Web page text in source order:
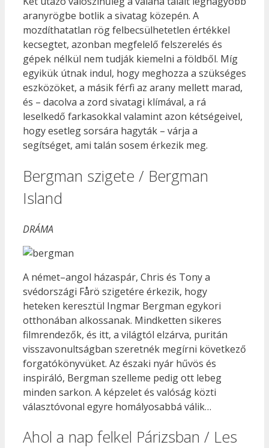
aranyrögbe botlik a sivatag közepén. A
mozdíthatatlan rög felbecsülhetetlen értékkel
kecsegtet, azonban megfelelő felszerelés és
gépek nélkül nem tudják kiemelni a földből. Míg
egyikük útnak indul, hogy meghozza a szükséges
eszközöket, a másik férfi az arany mellett marad,
és – dacolva a zord sivatagi klímával, a rá
leselkedő farkasokkal valamint azon kétségeivel,
hogy esetleg sorsára hagyták – várja a
segítséget, ami talán sosem érkezik meg.
Bergman szigete / Bergman
Island
DRÁMA
A német–angol házaspár, Chris és Tony a
svédországi Fårö szigetére érkezik, hogy
heteken keresztül Ingmar Bergman egykori
otthonában alkossanak. Mindketten sikeres
filmrendezők, és itt, a világtól elzárva, puritán
visszavonultságban szeretnék megírni következő
forgatókönyvüket. Az északi nyár hűvös és
inspiráló, Bergman szelleme pedig ott lebeg
minden sarkon. A képzelet és valóság közti
választóvonal egyre homályosabbá válik…
Ahol a nap felkel Párizsban / Les